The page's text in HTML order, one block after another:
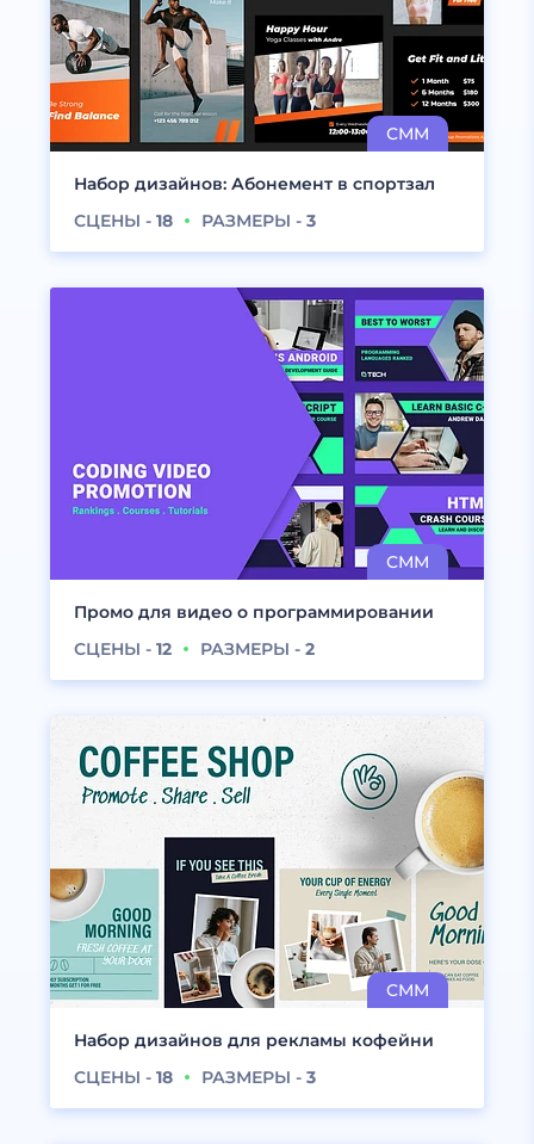
Набор дизайнов: Абонемент в спортзал
СЦЕНЫ - 18 РАЗМЕРЫ - 3
Промо для видео о программировании
СЦЕНЫ - 12 РАЗМЕРЫ - 2
Набор дизайнов для рекламы кофейни
СЦЕНЫ - 18 РАЗМЕРЫ - 3